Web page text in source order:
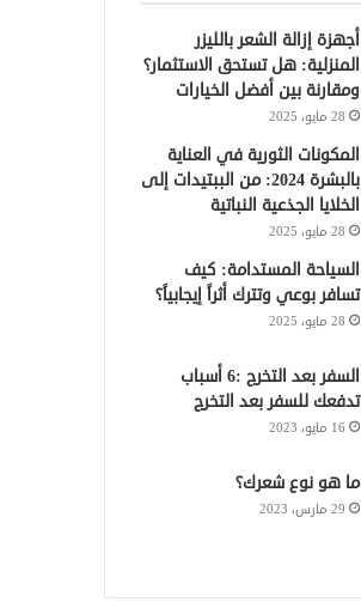
ي
ر
ي
س
ت
ق
ر
م
ا
ل
م
و
R
S
أجهزة إزالة الشعر بالليزر
المنزلية: هل تستحق الاستثمار؟
ومقارنة بين أفضل الخيارات
28 مايو، 2025
المكونات الثورية في العناية
بالبشرة 2024: من الببتيدات إلى
الخلايا الجذعية النباتية
28 مايو، 2025
السياحة المستدامة: كيف
تسافر بوعي وتترك أثراً إيجابياً؟
28 مايو، 2025
السفر بعد التخرج :6 أسباب
تدفعك للسفر بعد التخرج
16 مايو، 2023
ما هو نوع شعرك؟
29 مارس، 2023